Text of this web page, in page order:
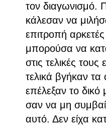
τον διαγωνισμό.
κάλεσαν να
επιτροπή
μπορούσα να
στις τελικές
τελικά βγήκαν
επέλεξαν το δικό
σαν να μη
αυτό. Δεν είχα